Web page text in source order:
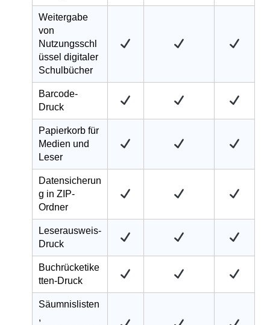
Weitergabe
von
Nutzungsschl
üssel digitaler
Schulbücher
Barcode-
Druck
Papierkorb für
Medien und
Leser
Datensicherun
g in ZIP-
Ordner
Leserausweis-
Druck
Buchrücketike
tten-Druck
Säumnislisten
,